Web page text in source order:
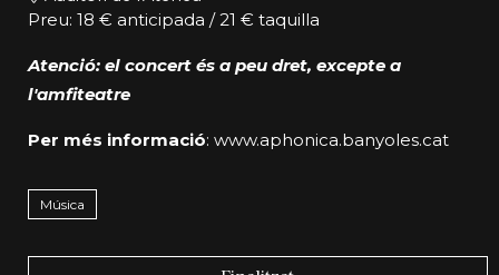
Preu: 18 € anticipada / 21 € taquilla
Atenció: el concert és a peu dret, excepte a
l'amfiteatre
Per més informació: www.aphonica.banyoles.cat
Música